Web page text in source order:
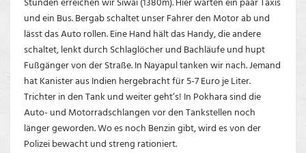
und ein Bus. Bergab schaltet unser Fahrer den Motor ab und
lässt das Auto rollen. Eine Hand hält das Handy, die andere
schaltet, lenkt durch Schlaglöcher und Bachläufe und hupt
Fußgänger von der Straße. In Nayapul tanken wir nach. Jemand
hat Kanister aus Indien hergebracht für 5-7 Euro je Liter.
Trichter in den Tank und weiter geht’s! In Pokhara sind die
Auto- und Motorradschlangen vor den Tankstellen noch
länger geworden. Wo es noch Benzin gibt, wird es von der
Polizei bewacht und streng rationiert.